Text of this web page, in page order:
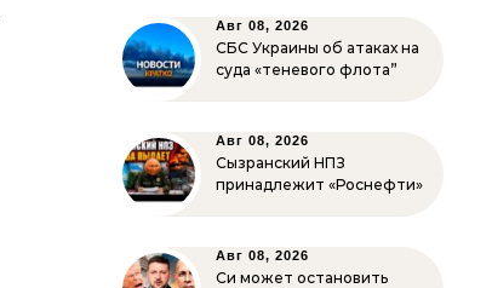
Авг 08, 2026
СБС Украины об атаках на
суда «теневого флота”
Авг 08, 2026
Сызранский НПЗ
принадлежит «Роснефти»
Авг 08, 2026
Си может остановить